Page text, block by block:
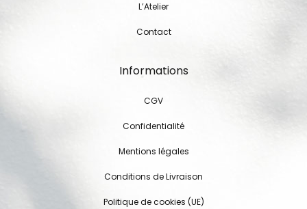
L’Atelier
Contact
Informations
CGV
Confidentialité
Mentions légales
Conditions de Livraison
Politique de cookies (UE)